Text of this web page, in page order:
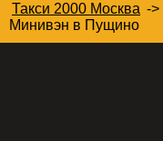
Такси 2000 Москва ->
Минивэн в Пущино